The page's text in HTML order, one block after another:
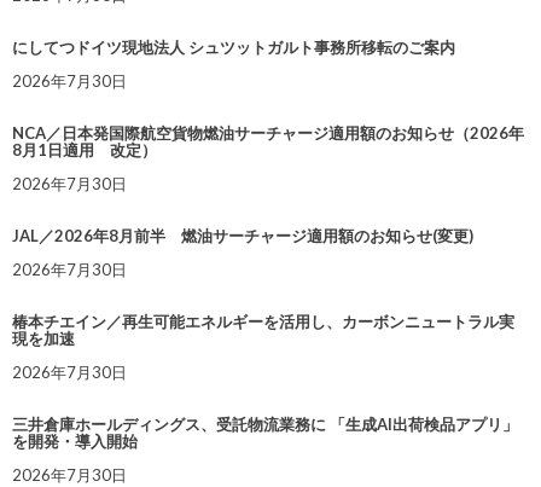
にしてつドイツ現地法人 シュツットガルト事務所移転のご案内
2026年7月30日
NCA／日本発国際航空貨物燃油サーチャージ適用額のお知らせ（2026年
8月1日適用 改定）
2026年7月30日
JAL／2026年8月前半 燃油サーチャージ適用額のお知らせ(変更)
2026年7月30日
椿本チエイン／再生可能エネルギーを活用し、カーボンニュートラル実
現を加速
2026年7月30日
三井倉庫ホールディングス、受託物流業務に 「生成AI出荷検品アプリ」
を開発・導入開始
2026年7月30日